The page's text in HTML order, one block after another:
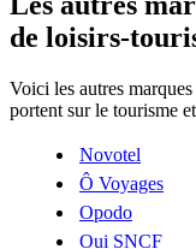
de loisirs-
Voici les autres
portent sur le tourisme
Novotel
Ô Voyages
Opodo
Oui SNCF